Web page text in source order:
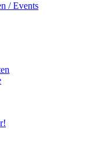
/ Events